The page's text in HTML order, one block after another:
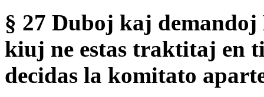
§ 27 Duboj kaj
kiuj ne estas traktitaj en
decidas la komitato